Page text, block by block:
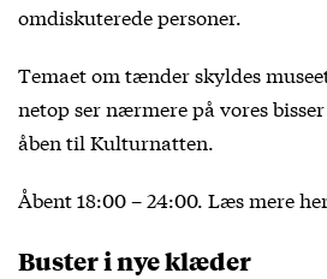
omdiskuterede personer.
Temaet om tænder skyldes
netop ser nærmere på vores
åben til Kulturnatten.
Åbent 18:00 – 24:00. Læs mereher
Buster i nye klæder